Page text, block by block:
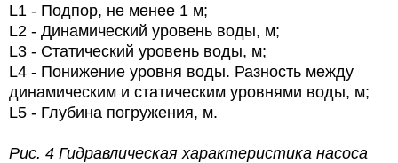
L1 - Подпор, не менее 1 м;
L2 - Динамический уровень воды, м;
L3 - Статический уровень воды, м;
L4 - Понижение уровня воды. Разность между
динамическим и статическим уровнями воды, м;
L5 - Глубина погружения, м.
Рис. 4 Гидравлическая характеристика насоса